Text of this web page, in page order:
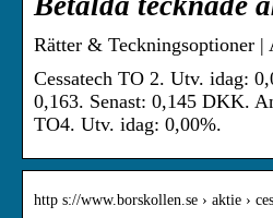
Rätter & Teckningsoptioner |
Cessatech TO 2. Utv. idag:
0,163. Senast: 0,145 DKK.
TO4. Utv. idag: 0,00%.
http s://www.borskollen.se › aktie ›